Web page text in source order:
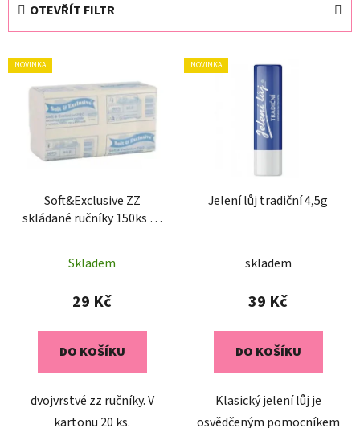
n
í
p
OTEVŘÍT FILTR
V
ý
NOVINKA
Soft&Exclusive ZZ
skládané ručníky 150ks 2V
Skladem
29 Kč
DO KOŠÍKU
dvojvrstvé zz ručníky. V
kartonu 20 ks.
NOVINKA
Jelení lůj tradiční 4,5g
skladem
39 Kč
DO KOŠÍKU
Klasický jelení lůj je
osvědčeným pomocníkem